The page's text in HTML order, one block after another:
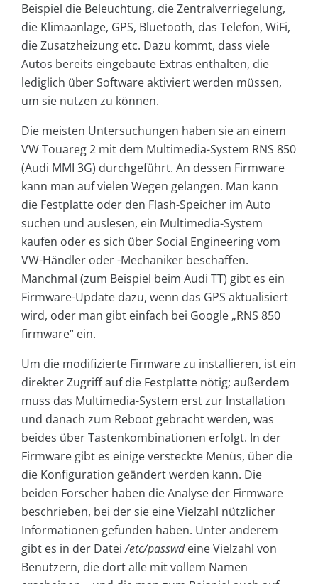
Beispiel die Beleuchtung, die Zentralverriegelung,
die Klimaanlage, GPS, Bluetooth, das Telefon, WiFi,
die Zusatzheizung etc. Dazu kommt, dass viele
Autos bereits eingebaute Extras enthalten, die
lediglich über Software aktiviert werden müssen,
um sie nutzen zu können.
Die meisten Untersuchungen haben sie an einem
VW Touareg 2 mit dem Multimedia-System RNS 850
(Audi MMI 3G) durchgeführt. An dessen Firmware
kann man auf vielen Wegen gelangen. Man kann
die Festplatte oder den Flash-Speicher im Auto
suchen und auslesen, ein Multimedia-System
kaufen oder es sich über Social Engineering vom
VW-Händler oder -Mechaniker beschaffen.
Manchmal (zum Beispiel beim Audi TT) gibt es ein
Firmware-Update dazu, wenn das GPS aktualisiert
wird, oder man gibt einfach bei Google „RNS 850
firmware“ ein.
Um die modifizierte Firmware zu installieren, ist ein
direkter Zugriff auf die Festplatte nötig; außerdem
muss das Multimedia-System erst zur Installation
und danach zum Reboot gebracht werden, was
beides über Tastenkombinationen erfolgt. In der
Firmware gibt es einige versteckte Menüs, über die
die Konfiguration geändert werden kann. Die
beiden Forscher haben die Analyse der Firmware
beschrieben, bei der sie eine Vielzahl nützlicher
Informationen gefunden haben. Unter anderem
gibt es in der Datei/etc/passwdeine Vielzahl von
Benutzern, die dort alle mit vollem Namen